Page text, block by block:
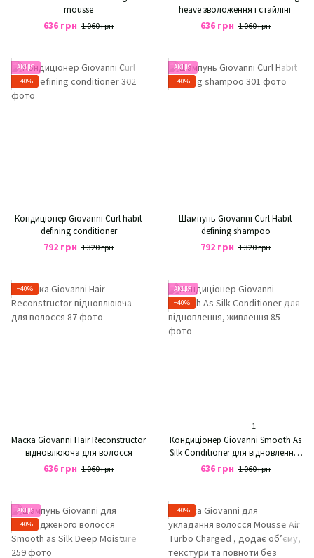
mousse
636 грн 1 060 грн
heave зволоження і стайлінг
636 грн 1 060 грн
АКЦІЯ
−40%
Кондиціонер Giovanni Curl habit
defining conditioner
792 грн 1 320 грн
АКЦІЯ
−40%
Шампунь Giovanni Curl Habit
defining shampoo
792 грн 1 320 грн
−40%
Маска Giovanni Hair Reconstructor
відновлююча для волосся
636 грн 1 060 грн
АКЦІЯ
−40%
1
Кондиціонер Giovanni Smooth As
Silk Conditioner для відновлення,
живлення
636 грн 1 060 грн
АКЦІЯ
−40%
−40%